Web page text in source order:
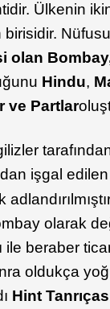
Ülkenin
olan
Hindu,
ve Partlar
işgal
olarak
ile beraber
oldukça
Hint